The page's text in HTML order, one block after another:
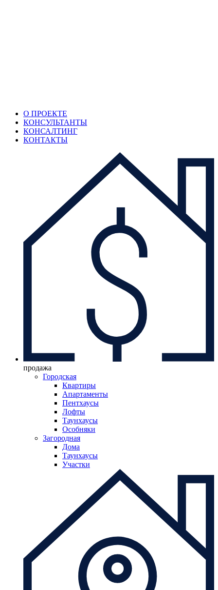
О ПРОЕКТЕ
КОНСУЛЬТАНТЫ
КОНСАЛТИНГ
КОНТАКТЫ
продажа
Городская
Квартиры
Апартаменты
Пентхаусы
Лофты
Таунхаусы
Особняки
Загородная
Дома
Таунхаусы
Участки